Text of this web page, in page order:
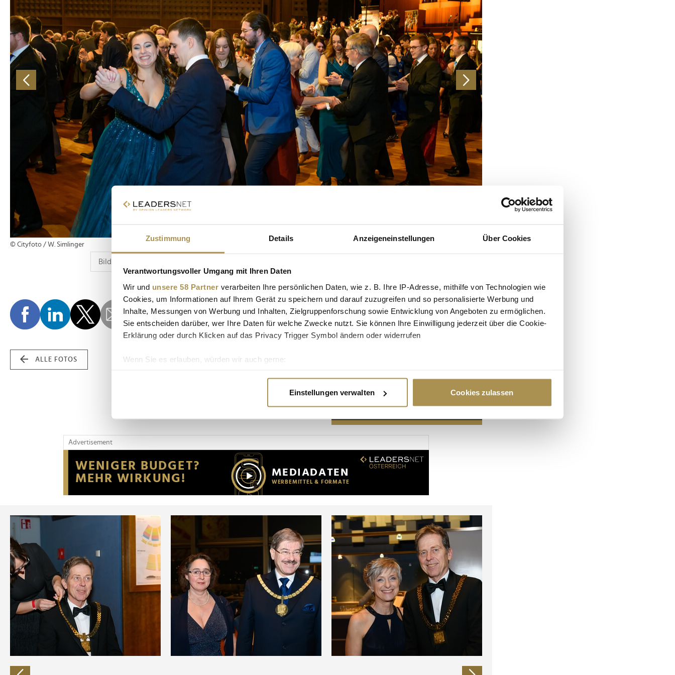
Zustimmung Details Anzeigeneinstellungen Über Cookies
Verantwortungsvoller Umgang mit Ihren Daten
Wir und unsere 58 Partner verarbeiten Ihre persönlichen Daten, wie z. B. Ihre IP-Adresse, mithilfe von Technologien wie
Cookies, um Informationen auf Ihrem Gerät zu speichern und darauf zuzugreifen und so personalisierte Werbung und
Inhalte, Messungen von Werbung und Inhalten, Zielgruppenforschung sowie Entwicklung von Angeboten zu ermöglichen.
Sie entscheiden darüber, wer Ihre Daten für welche Zwecke nutzt. Sie können Ihre Einwilligung jederzeit über die Cookie-
Erklärung oder durch Klicken auf das Privacy Trigger Symbol ändern oder widerrufen
Wenn Sie es erlauben, würden wir auch gerne:
Erfahren Sie mehr darüber, wie Ihre persönlichen Daten verarbeitet werden, und legen Sie Ihre Präferenzen im
Wir verwenden Cookies, um Inhalte und Anzeigen zu personalisieren, Funktionen für soziale Medien anbieten zu können
Website an unsere Partner für soziale Medien, Werbung und Analysen weiter. Unsere Partner führen diese Informationen
möglicherweise mit weiteren Daten zusammen, die Sie ihnen bereitgestellt haben oder die sie im Rahmen Ihrer Nutzung
der Dienste gesammelt haben.
Einstellungen verwalten Cookies zulassen
© Cityfoto / W. Simlinger
ALLE FOTOS
Advertisement
Advertisement